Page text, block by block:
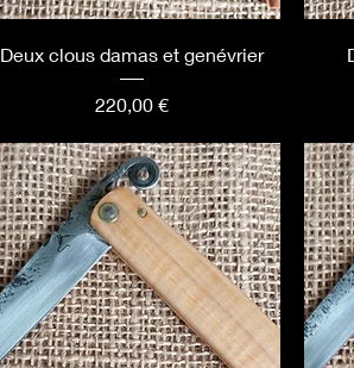
Deux clous damas et genévrier
Prix
220,00 €